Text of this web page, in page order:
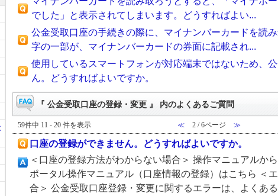
でした」と表示されてしまいます。どうすればよい...
公金受取口座の手続きの際に、マイナンバーカードを読
字の一部が、マイナンバーカードの券面に記載され...
使用しているスマートフォンが対応端末ではないため、
ん。どうすればよいですか。
『 公金受取口座の登録・変更 』 内のよくあるご質問
59件中 11 - 20 件を表示 ≪ 2 / 6ページ ≫
口座の登録ができません。どうすればよいですか。
＜口座の登録方法がわからない場合＞ 操作マニュアルか
ポータル操作マニュアル（口座情報の登録）はこちら ＜
合＞ 公金受取口座登録・変更に関するエラーは、よくあ